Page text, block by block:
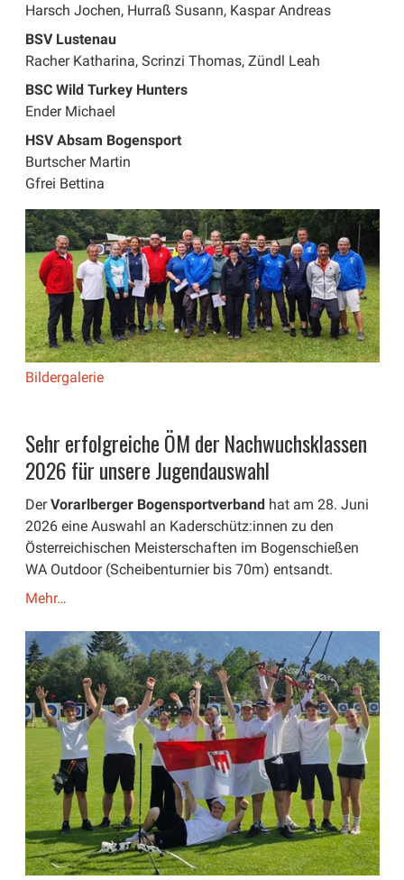
Harsch Jochen, Hurraß Susann, Kaspar Andreas
BSV Lustenau
Racher Katharina, Scrinzi Thomas, Zündl Leah
BSC Wild Turkey Hunters
Ender Michael
HSV Absam Bogensport
Burtscher Martin
Gfrei Bettina
Bildergalerie
Sehr erfolgreiche ÖM der Nachwuchsklassen
2026 für unsere Jugendauswahl
DerVorarlberger Bogensportverband hat am 28. Juni
2026 eine Auswahl an Kaderschütz:innen zu den
Österreichischen Meisterschaften im Bogenschießen
WA Outdoor (Scheibenturnier bis 70m) entsandt.
Mehr…